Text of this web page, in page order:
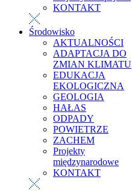
KONTAKT
Środowisko
AKTUALNOŚCI
ADAPTACJA DO
ZMIAN KLIMATU
EDUKACJA
EKOLOGICZNA
GEOLOGIA
HAŁAS
ODPADY
POWIETRZE
ZACHEM
Projekty
międzynarodowe
KONTAKT